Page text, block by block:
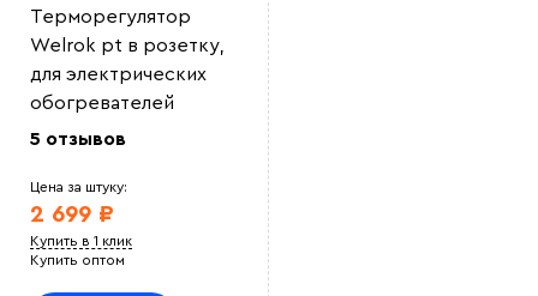
Терморегулятор
Welrok pt в розетку,
для электрических
обогревателей
5 отзывов
Цена за штуку:
2 699 ₽
Купить в 1 клик
Купить оптом